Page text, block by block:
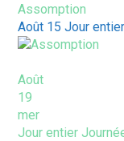
Assomption
Août 15Jour entier
Août
19
mer
Jour entier